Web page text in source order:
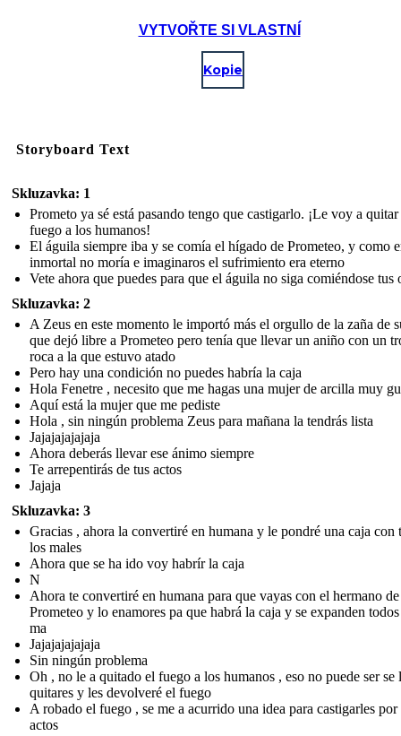
VYTVOŘTE SI VLASTNÍ
Kopie
Storyboard Text
Skluzavka: 1
Prometo ya sé está pasando tengo que castigarlo. ¡Le voy a
fuego a los humanos!
El águila siempre iba y se comía el hígado de Prometeo, y como
inmortal no moría e imaginaros el sufrimiento era eterno
Vete ahora que puedes para que el águila no siga comiéndose tus
Skluzavka: 2
A Zeus en este momento le importó más el orgullo de la zaña de
que dejó libre a Prometeo pero tenía que llevar un aniño con un
roca a la que estuvo atado
Pero hay una condición no puedes habría la caja
Hola Fenetre , necesito que me hagas una mujer de arcilla muy
Aquí está la mujer que me pediste
Hola , sin ningún problema Zeus para mañana la tendrás lista
Jajajajajajaja
Ahora deberás llevar ese ánimo siempre
Te arrepentirás de tus actos
Jajaja
Skluzavka: 3
Gracias , ahora la convertiré en humana y le pondré una caja con
los males
Ahora que se ha ido voy habrír la caja
N
Ahora te convertiré en humana para que vayas con el hermano de
Prometeo y lo enamores pa que habrá la caja y se expanden
ma
Jajajajajajaja
Sin ningún problema
Oh , no le a quitado el fuego a los humanos , eso no puede ser se
quitares y les devolveré el fuego
A robado el fuego , se me a acurrido una idea para castigarles por
actos